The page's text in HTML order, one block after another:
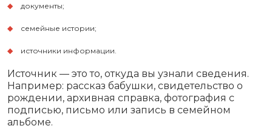
документы;
семейные истории;
источники информации.
Источник — это то, откуда вы узнали сведения.
Например: рассказ бабушки, свидетельство о
рождении, архивная справка, фотография с
подписью, письмо или запись в семейном
альбоме.